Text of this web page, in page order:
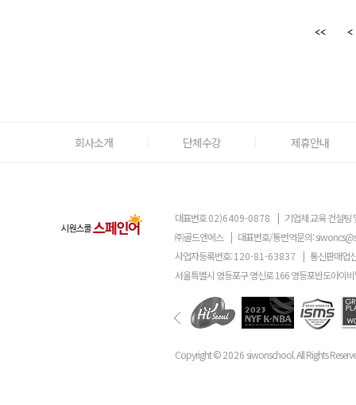
회사소개 단체수강 제휴안내
대표번호02)6409-0878 | 기업체 교육 컨설팅
㈜골드앤에스 | 대표번호/통번역문의:
사업자등록번호:120-81-63837 | 통신판매업
서울특별시 영등포구 영신로 166 영등포반도아이
Copyright ©2026 siwonschool. All Rights